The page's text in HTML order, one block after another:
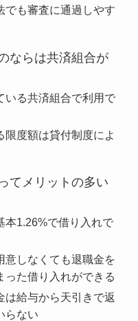
でも審査に通過しやす
ならは共済組合が
いる共済組合で利用で
度額は貸付制度によ
てメリットの多い
本1.26%で借り入れで
意しなくても退職金を
った借り入れができる
は給与から天引きで返
らない